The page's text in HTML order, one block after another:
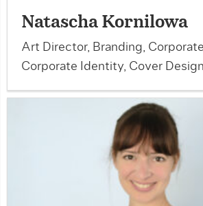
Natascha Kornilowa
Art Director, Branding,
Corporate Identity, Cover Design